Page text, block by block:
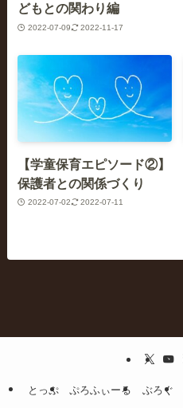
どもとの関わり編
2022-07-09 2022-11-17
【学童保育エピソード②】
保護者との関係づくり
2022-07-02 2022-07-11
とっぷ ぷろふぃーる ぶろぐ